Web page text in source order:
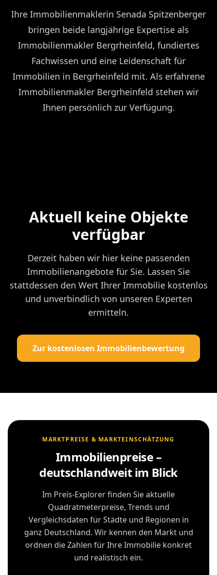
Ihre Immobilienmaklerin Senada Spitzenberger
bringen beide langjährige Expertise als
Immobilienmakler Bergrheinfeld, fundiertes
Fachwissen und eine Leidenschaft für
Immobilien in Bergrheinfeld mit. Als erfahrene
Immobilienmakler Bergrheinfeld stehen wir
Ihnen persönlich zur Verfügung.
Aktuell keine Objekte
verfügbar
Derzeit haben wir hier keine passenden
Immobilienangebote für Sie. Lassen Sie
stattdessen den Wert Ihrer Immobilie kostenlos
und unverbindlich von unseren Experten
ermitteln.
Zur kostenlosen Immobilienbewertung
MARKTPREISE & MARKTEINSCHÄTZUNG
Immobilienpreise –
deutschlandweit im Blick
Im Preis-Explorer finden Sie aktuelle
Quadratmeterpreise, Trends und
Vergleichsdaten für Städte und Regionen in
ganz Deutschland. Wir kennen den Markt und
ordnen die Zahlen für Ihre Immobilie konkret
und realistisch ein.